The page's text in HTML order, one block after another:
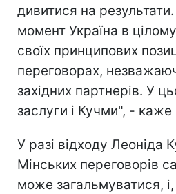
дивитися на
момент Україна в
своїх принципових
переговорах,
західних партнерів. У
заслуги і Кучми", - каже
У разі відходу Леоніда
Мінських переговорів
може загальмуватися,